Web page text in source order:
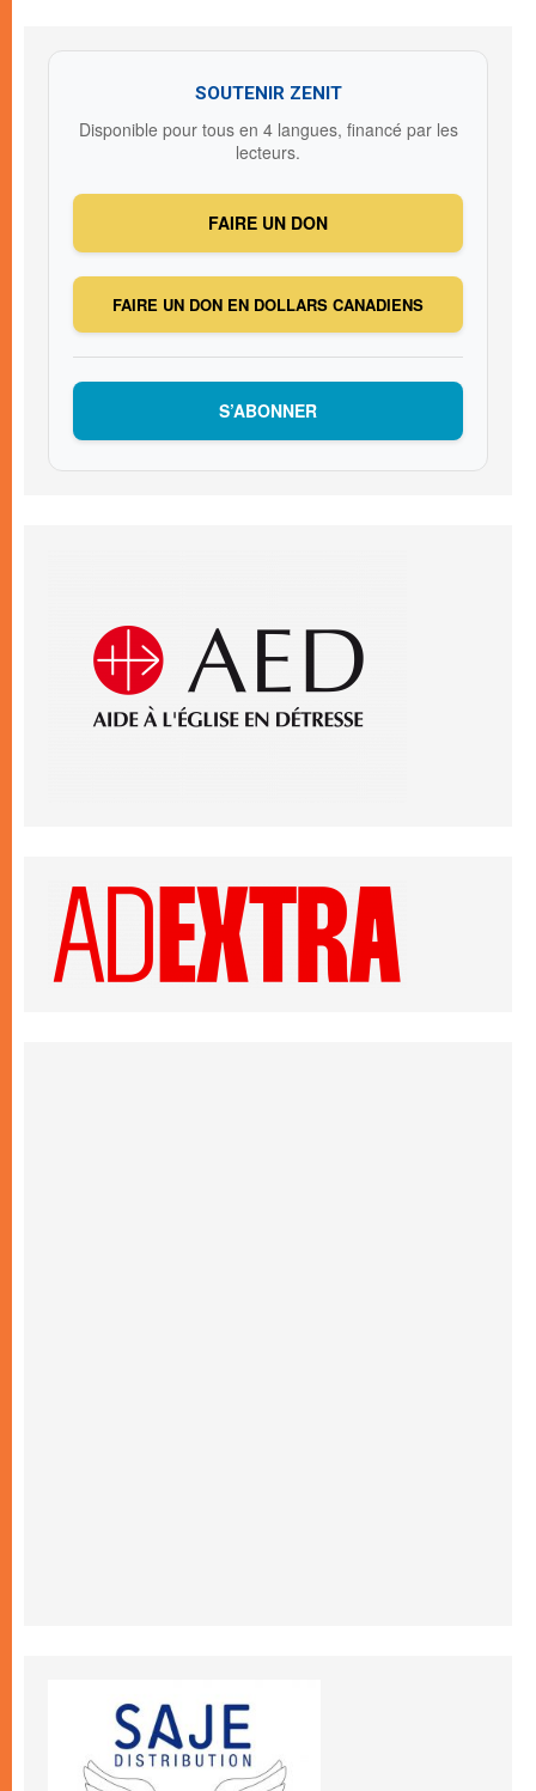
SOUTENIR ZENIT
Disponible pour tous en 4 langues, financé par les
lecteurs.
FAIRE UN DON
FAIRE UN DON EN DOLLARS CANADIENS
S’ABONNER